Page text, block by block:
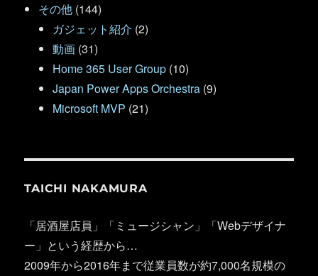
その他 (144)
ガジェット紹介 (2)
動画 (31)
Home 365 User Group (10)
Japan Power Apps Orchestra (9)
Microsoft MVP (21)
TAICHI NAKAMURA
「居酒屋店員」「ミュージシャン」「Webデザイナ
ー」という経歴から…
2009年から2016年まで従業員数が約7,000名規模の